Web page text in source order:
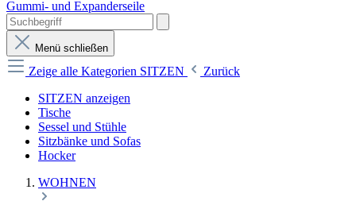
Gummi- und Expanderseile
Menü schließen
Zeige alle Kategorien SITZEN
Zurück
SITZEN anzeigen
Tische
Sessel und Stühle
Sitzbänke und Sofas
Hocker
WOHNEN